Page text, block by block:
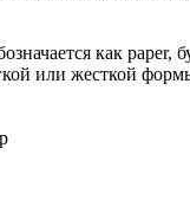
как
или жесткой